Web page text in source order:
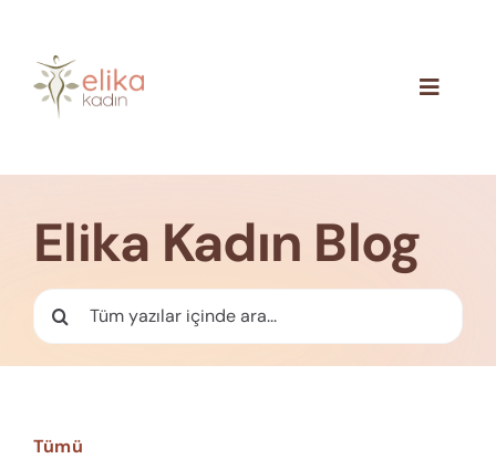
content
Toggle
İletişim
Elika Kadın Blog
Ara:
Tümü